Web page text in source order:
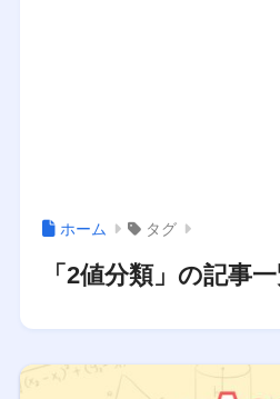
ホーム タグ
「2値分類」の記事